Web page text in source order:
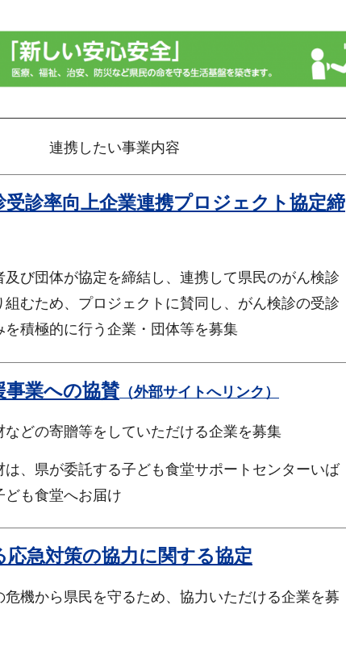
連携したい事業内容
診率向上企業連携プロジェクト協定締
び団体が協定を締結し、連携して県民のがん検診
組むため、プロジェクトに賛同し、がん検診の受診
積極的に行う企業・団体等を募集
事業への協賛（外部サイトへリンク）
などの寄贈等をしていただける企業を募集
、県が委託する子ども食堂サポートセンターいば
ども食堂へお届け
応急対策の協力に関する協定
機から県民を守るため、協力いただける企業を募